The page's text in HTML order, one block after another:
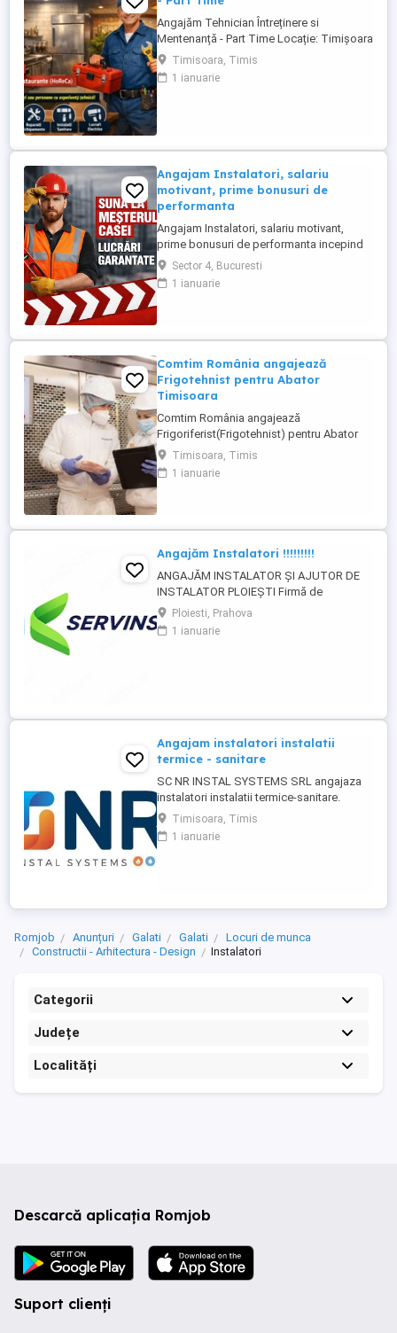
Angajăm Tehnician Întreținere si
Mentenanță - Part Time Locație: Timișoara
Domeniu: Restaurante (HoReCa) Căutăm o
persoană tehnică, responsabilă și
organizată pentru mentenanța preventivă
Timisoara, Timis
1 ianuarie
Angajam Instalatori, salariu
motivant, prime bonusuri de
performanta
Angajam Instalatori, salariu motivant,
prime bonusuri de performanta incepind
cu 5.000 - 8.000 RON Societate cu traditie
autorizata ANRE in domeniul instalatilor
angajeaza instalatori cu carnet de
termice. Vino sa faci ...
Sector 4, Bucuresti
1 ianuarie
Comtim România angajează
Frigotehnist pentru Abator
Timisoara
Comtim România angajează
Frigoriferist(Frigotehnist) pentru Abator
Timisoara Nu asigurăm cazare. Cerințe: -
Liceu Scoala profesionala de profil,
Calificare de frigotehnist; - Experienta
prelua si indeplini sarcini in mod ...
Timisoara, Timis
1 ianuarie
Angajăm Instalatori !!!!!!!!!
ANGAJĂM INSTALATOR ȘI AJUTOR DE
INSTALATOR PLOIEȘTI Firmă de
mentenanță instalații sanitare și termice
angajează: Instalator Ajutor instalator
Oferim: - salariu atractiv - mediu de lucru
Ploiesti, Prahova
1 ianuarie
Angajam instalatori instalatii
termice - sanitare
SC NR INSTAL SYSTEMS SRL angajaza
instalatori instalatii termice-sanitare.
Programul de lucru : luni-vineri de la 8-17.
Se ofera conditii avantajoase de lucru si
salariu atractiv. Criteriul dupa care se
Timisoara, Timis
1 ianuarie
Romjob Anunțuri Galati Galati
Locuri de munca
Constructii - Arhitectura - Design
Instalatori
Categorii
Județe
Localități
Descarcă aplicația Romjob
Suport clienți